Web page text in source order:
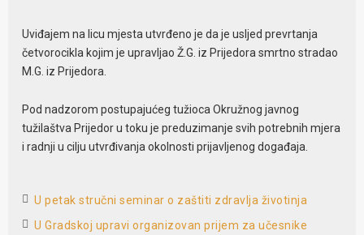
Uviđajem na licu mjesta utvrđeno je da je usljed prevrtanja
četvorocikla kojim je upravljao Ž.G. iz Prijedora smrtno stradao
M.G. iz Prijedora.
Pod nadzorom postupajućeg tužioca Okružnog javnog
tužilaštva Prijedor u toku je preduzimanje svih potrebnih mjera
i radnji u cilju utvrđivanja okolnosti prijavljenog događaja.
U petak stručni seminar o zaštiti zdravlja životinja
U Gradskoj upravi organizovan prijem za učesnike